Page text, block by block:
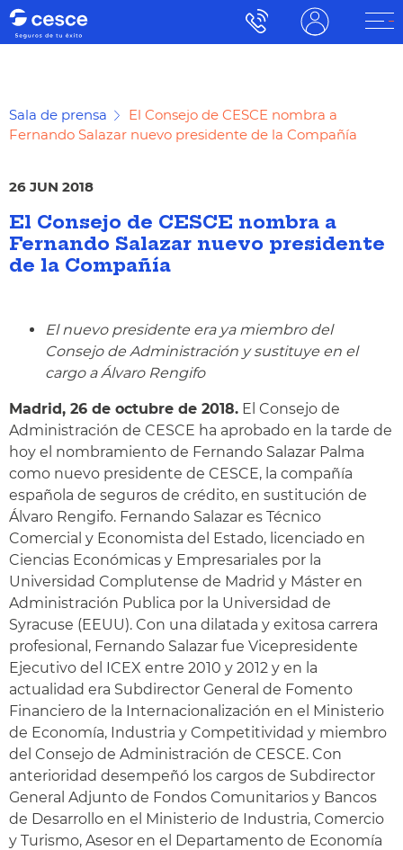
Sala de prensa
El Consejo de CESCE nombra a
Fernando Salazar nuevo presidente de la Compañía
26 JUN 2018
El Consejo de CESCE nombra a
Fernando Salazar nuevo presidente
de la Compañía
El nuevo presidente era ya miembro del
Consejo de Administración y sustituye en el
cargo a Álvaro Rengifo
Madrid, 26 de octubre de 2018. El Consejo de
Administración de CESCE ha aprobado en la tarde de
hoy el nombramiento de Fernando Salazar Palma
como nuevo presidente de CESCE, la compañía
española de seguros de crédito, en sustitución de
Álvaro Rengifo. Fernando Salazar es Técnico
Comercial y Economista del Estado, licenciado en
Ciencias Económicas y Empresariales por la
Universidad Complutense de Madrid y Máster en
Administración Publica por la Universidad de
Syracuse (EEUU). Con una dilatada y exitosa carrera
profesional, Fernando Salazar fue Vicepresidente
Ejecutivo del ICEX entre 2010 y 2012 y en la
actualidad era Subdirector General de Fomento
Financiero de la Internacionalización en el Ministerio
de Economía, Industria y Competitividad y miembro
del Consejo de Administración de CESCE. Con
anterioridad desempeñó los cargos de Subdirector
General Adjunto de Fondos Comunitarios y Bancos
de Desarrollo en el Ministerio de Industria, Comercio
y Turismo, Asesor en el Departamento de Economía